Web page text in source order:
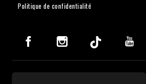
Politique de confidentialité